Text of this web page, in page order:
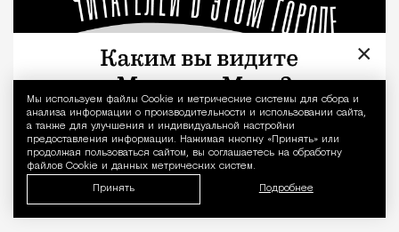
Уведомление
Мы используем файлы Сookie и метрические системы для сбора и
анализа информации о производительности и использовании сайта,
а также для улучшения и индивидуальной настройки
предоставления информации. Нажимая кнопку «Принять» или
продолжая пользоваться сайтом, вы соглашаетесь на обработку
файлов Cookie и данных метрических систем.
Принять Подробнее
×